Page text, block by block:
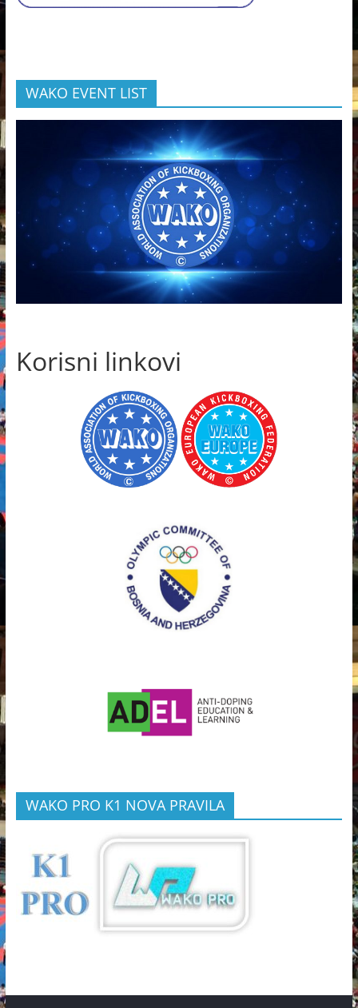
WAKO EVENT LIST
Korisni linkovi
WAKO PRO K1 NOVA PRAVILA